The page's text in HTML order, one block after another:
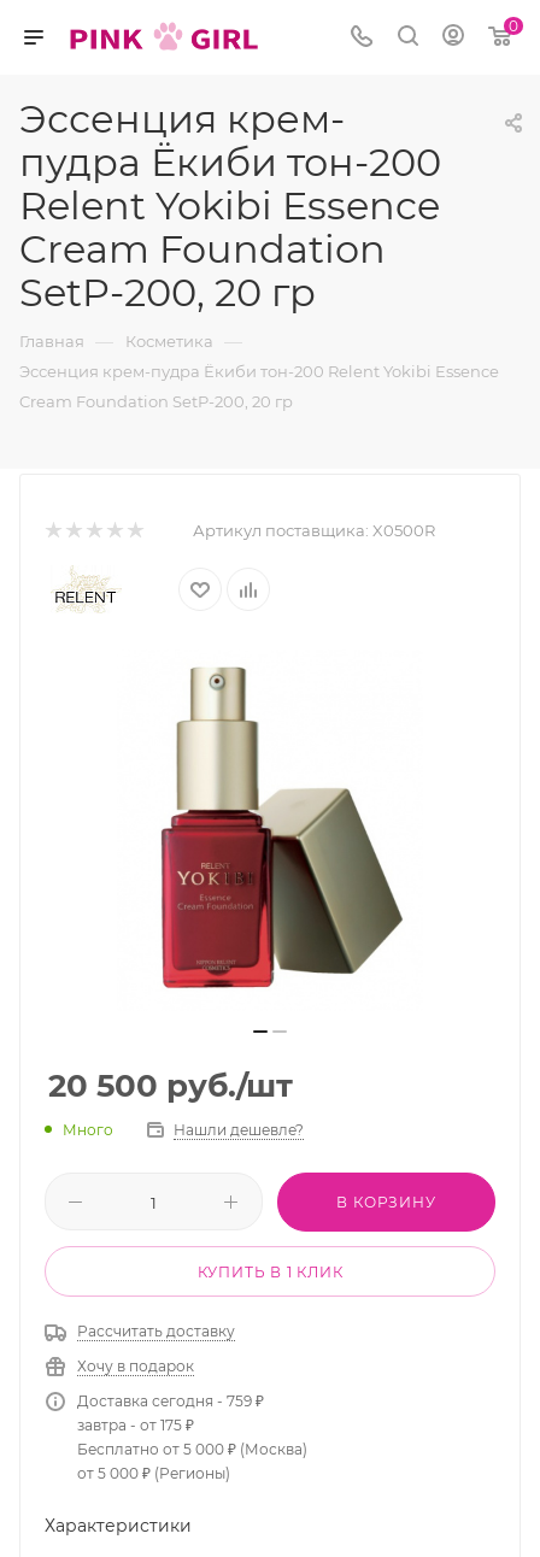
0
Эссенция крем-
пудра Ёкиби тон-200
Relent Yokibi Essence
Cream Foundation
SetP-200, 20 гр
Главная — Косметика —
Эссенция крем-пудра Ёкиби тон-200 Relent Yokibi Essence
Cream Foundation SetP-200, 20 гр
Артикул поставщика: X0500R
20 500 руб./шт
Много Нашли дешевле?
В КОРЗИНУ
КУПИТЬ В 1 КЛИК
Рассчитать доставку
Хочу в подарок
Доставка сегодня - 759 ₽
завтра - от 175 ₽
Бесплатно от 5 000 ₽ (Москва)
от 5 000 ₽ (Регионы)
Характеристики